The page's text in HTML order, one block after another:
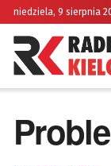
niedziela, 9 sierpnia